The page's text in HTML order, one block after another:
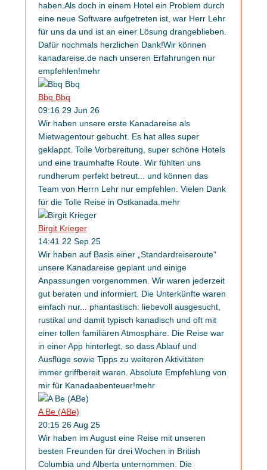
haben.Als doch in einem Hotel ein Problem durch
eine neue Software aufgetreten ist, war Herr Lehr
für uns da und ist an einer Lösung drangeblieben.
Dafür nochmals herzlichen Dank!Wir können
kanadareise.de nach unseren Erfahrungen nur
empfehlen!mehr
Bbq Bbq
09:16 29 Jun 26
Wir haben unsere erste Kanadareise als
Mietwagentour gebucht. Es hat alles super
geklappt. Tolle Vorbereitung, super schöne Hotels
und eine traumhafte Route. Wir fühlten uns
rundherum perfekt betreut... und können das
Team von Herrn Lehr nur empfehlen. Vielen Dank
für die Tolle Reise in Ostkanada.mehr
Birgit Krieger
14:41 22 Sep 25
Wir haben auf Basis einer „Standardreiseroute“
unsere Kanadareise geplant und einige
Anpassungen vorgenommen. Wir waren jederzeit
gut beraten und informiert. Die Unterkünfte waren
einfach nur... phantastisch: liebevoll ausgesucht,
rustikal und damit typisch kanadisch und oft mit
einer tollen familiären Atmosphäre. Die Reise war
in einer App hinterlegt, so dass Ablauf und
Ausflüge sowie Tipps zu weiteren Aktivitäten
immer griffbereit waren. Absolute Empfehlung von
mir für Kanadaabenteuer!mehr
A Be (ABe)
20:15 26 Aug 25
Wir haben im August eine Reise mit unseren
besten Freunden für drei Wochen in British
Columbia und Alberta unternommen. Die